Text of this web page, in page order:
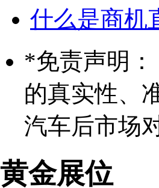
什么是商机
*免责声明
的真实性、
汽车后市场
黄金展位